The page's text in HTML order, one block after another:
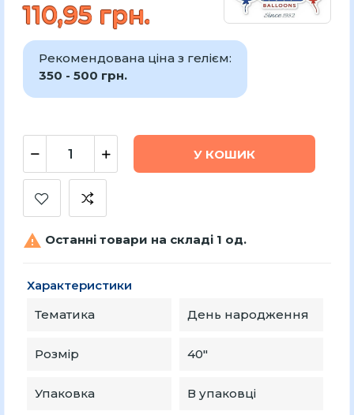
110,95 грн.
Рекомендована ціна з гелієм:
350 - 500 грн.
У КОШИК
 Останні товари на складі 1 од.
Характеристики
Тематика
День народження
Розмір 40"
Упаковка В упаковці